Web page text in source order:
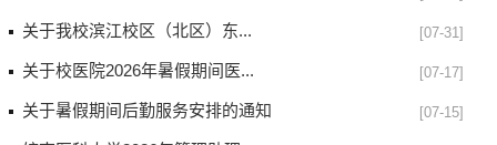
关于我校滨江校区（北区）东... [07-31]
关于校医院2026年暑假期间医... [07-17]
关于暑假期间后勤服务安排的通知 [07-15]